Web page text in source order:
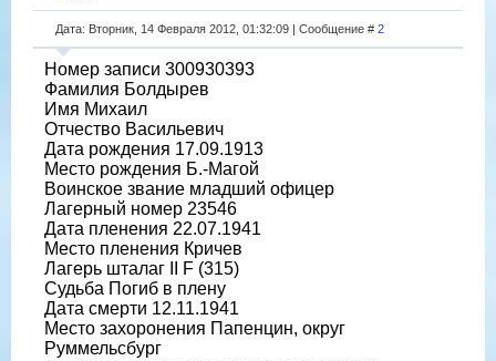
Дата: Вторник, 14 Февраля 2012, 01:32:09 | Сообщение # 2
Номер записи 300930393
Фамилия Болдырев
Имя Михаил
Отчество Васильевич
Дата рождения 17.09.1913
Место рождения Б.-Магой
Воинское звание младший офицер
Лагерный номер 23546
Дата пленения 22.07.1941
Место пленения Кричев
Лагерь шталаг II F (315)
Судьба Погиб в плену
Дата смерти 12.11.1941
Место захоронения Папенцин, округ
Руммельсбург